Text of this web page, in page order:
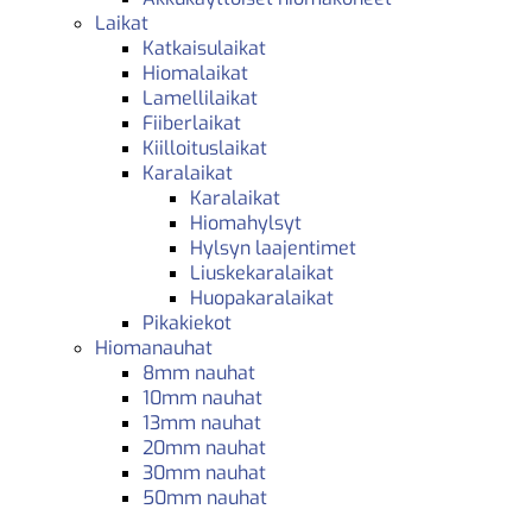
Laikat
Katkaisulaikat
Hiomalaikat
Lamellilaikat
Fiiberlaikat
Kiilloituslaikat
Karalaikat
Karalaikat
Hiomahylsyt
Hylsyn laajentimet
Liuskekaralaikat
Huopakaralaikat
Pikakiekot
Hiomanauhat
8mm nauhat
10mm nauhat
13mm nauhat
20mm nauhat
30mm nauhat
50mm nauhat